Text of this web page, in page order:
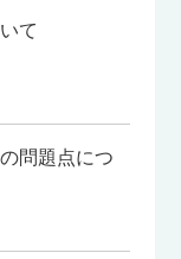
て
問題点につ